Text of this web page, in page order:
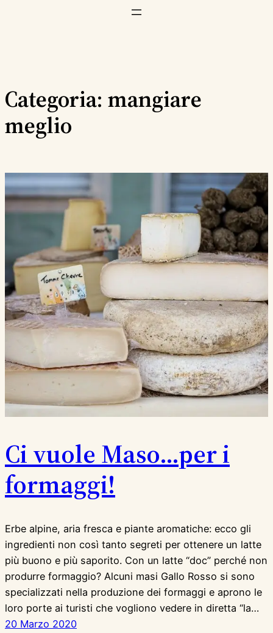
Categoria: mangiare
meglio
Ci vuole Maso…per i
formaggi!
Erbe alpine, aria fresca e piante aromatiche: ecco gli
ingredienti non così tanto segreti per ottenere un latte
più buono e più saporito. Con un latte “doc” perché non
produrre formaggio? Alcuni masi Gallo Rosso si sono
specializzati nella produzione dei formaggi e aprono le
loro porte ai turisti che vogliono vedere in diretta “la…
20 Marzo 2020